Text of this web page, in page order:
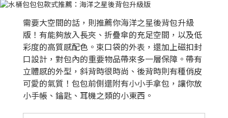
需要大空間的話，則推薦你海洋之星後背包升級
版！有能夠放入長夾、折疊傘的充足空間，以及低
彩度的高質感配色。束口袋的外表，還加上磁扣封
口設計，對包內的重要物品帶來多一層保障。帶有
立體感的外型，斜背時很時尚、後背時則有種俏皮
可愛的氣質！包包前側還附有小小手拿包，讓你放
小手帳、鑰匙、耳機之類的小東西。